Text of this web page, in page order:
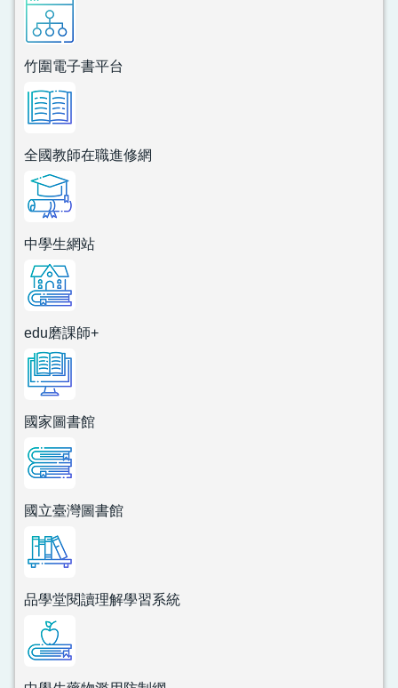
竹圍電子書平台
全國教師在職進修網
中學生網站
edu磨課師+
國家圖書館
國立臺灣圖書館
品學堂閱讀理解學習系統